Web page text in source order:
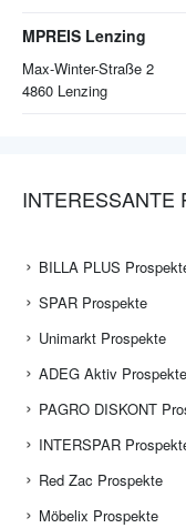
MPREIS Lenzing
Max-Winter-Straße 2
4860 Lenzing
INTERESSANTE
BILLA PLUS
SPAR Prospekte
Unimarkt Prospekte
ADEG Aktiv Prospekte
PAGRO DISKONT
INTERSPAR
Red Zac Prospekte
Möbelix Prospekte